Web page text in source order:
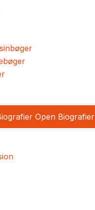
Open Biografier